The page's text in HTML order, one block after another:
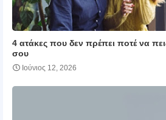
4 ατάκες που δεν πρέπει ποτέ να
σου
Ιούνιος 12, 2026